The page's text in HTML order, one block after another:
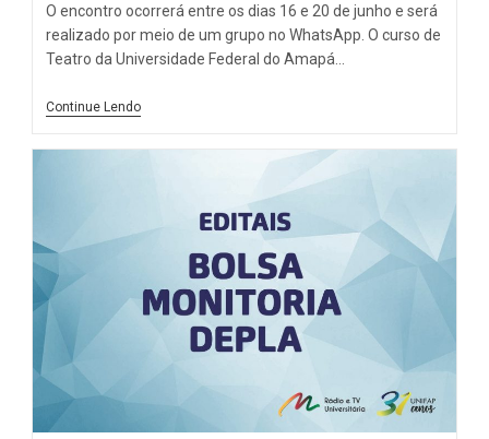
O encontro ocorrerá entre os dias 16 e 20 de junho e será
realizado por meio de um grupo no WhatsApp. O curso de
Teatro da Universidade Federal do Amapá…
Continue Lendo